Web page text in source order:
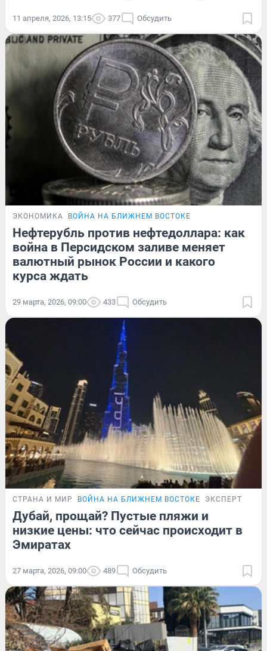
11 апреля, 2026, 13:15 377 Обсудить
ЭКОНОМИКА ВОЙНА НА БЛИЖНЕМ ВОСТОКЕ
Нефтерубль против нефтедоллара: как
война в Персидском заливе меняет
валютный рынок России и какого
курса ждать
29 марта, 2026, 09:00 433 Обсудить
СТРАНА И МИР ВОЙНА НА БЛИЖНЕМ ВОСТОКЕ ЭКСПЕРТ
Дубай, прощай? Пустые пляжи и
низкие цены: что сейчас происходит в
Эмиратах
27 марта, 2026, 09:00 489 Обсудить